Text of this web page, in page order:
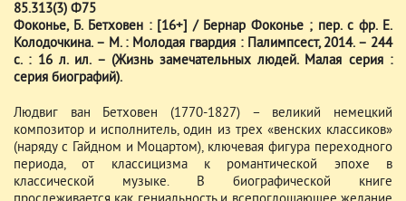
85.313(3) Ф75
Фоконье, Б. Бетховен : [16+] / Бернар Фоконье ; пер. с фр. Е.
Колодочкина. – М. : Молодая гвардия : Палимпсест, 2014. – 244
с. : 16 л. ил. – (Жизнь замечательных людей. Малая серия :
серия биографий).
Людвиг ван Бетховен (1770-1827) – великий немецкий
композитор и исполнитель, один из трех «венских классиков»
(наряду с Гайдном и Моцартом), ключевая фигура переходного
периода, от классицизма к романтической эпохе в
классической музыке. В биографической книге